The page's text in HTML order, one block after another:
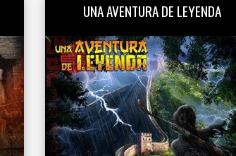
UNA AVENTURA DE LEYENDA